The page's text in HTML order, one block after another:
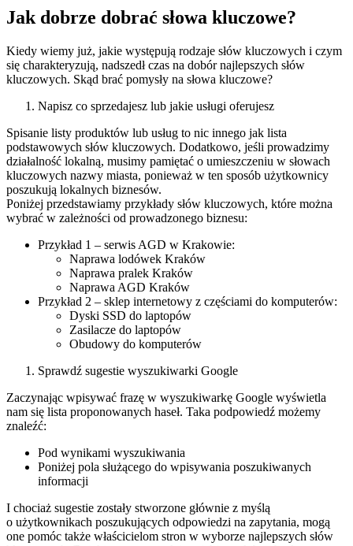
Jak dobrze dobrać słowa kluczowe?
Kiedy wiemy już, jakie występują rodzaje słów kluczowych i czym
się charakteryzują, nadszedł czas na dobór najlepszych słów
kluczowych. Skąd brać pomysły na słowa kluczowe?
Napisz co sprzedajesz lub jakie usługi oferujesz
Spisanie listy produktów lub usług to nic innego jak lista
podstawowych słów kluczowych. Dodatkowo, jeśli prowadzimy
działalność lokalną, musimy pamiętać o umieszczeniu w słowach
kluczowych nazwy miasta, ponieważ w ten sposób użytkownicy
poszukują lokalnych biznesów.
Poniżej przedstawiamy przykłady słów kluczowych, które można
wybrać w zależności od prowadzonego biznesu:
Przykład 1 – serwis AGD w Krakowie:
Naprawa lodówek Kraków
Naprawa pralek Kraków
Naprawa AGD Kraków
Przykład 2 – sklep internetowy z częściami do komputerów:
Dyski SSD do laptopów
Zasilacze do laptopów
Obudowy do komputerów
Sprawdź sugestie wyszukiwarki Google
Zaczynając wpisywać frazę w wyszukiwarkę Google wyświetla
nam się lista proponowanych haseł. Taka podpowiedź możemy
znaleźć:
Pod wynikami wyszukiwania
Poniżej pola służącego do wpisywania poszukiwanych
informacji
I chociaż sugestie zostały stworzone głównie z myślą
o użytkownikach poszukujących odpowiedzi na zapytania, mogą
one pomóc także właścicielom stron w wyborze najlepszych słów